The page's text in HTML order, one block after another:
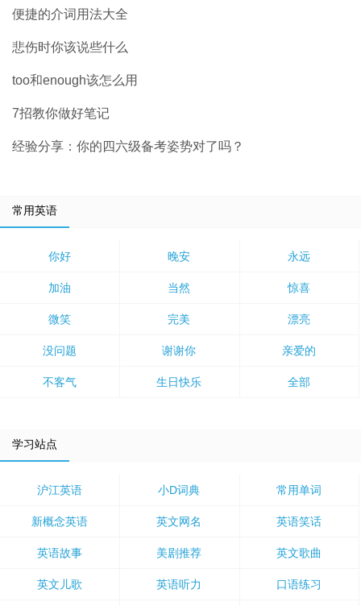
便捷的介词用法大全
悲伤时你该说些什么
too和enough该怎么用
7招教你做好笔记
经验分享：你的四六级备考姿势对了吗？
常用英语
你好 晚安 永远
加油 当然 惊喜
微笑 完美 漂亮
没问题 谢谢你 亲爱的
不客气 生日快乐 全部
学习站点
沪江英语 小D词典 常用单词
新概念英语 英文网名 英语笑话
英语故事 美剧推荐 英文歌曲
英文儿歌 英语听力 口语练习